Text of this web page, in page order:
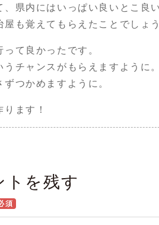
、県内にはいっぱい良いとこ良
屋も覚えてもらえたことでしょう
て良かったです。
うチャンスがもらえますように。
ずつかめますように。
ます！
トを残す
須